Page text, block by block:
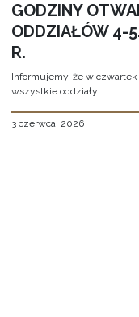
GODZINY
ODDZIAŁÓW 4-
R.
Informujemy, że w czwartek
wszystkie oddziały
3 czerwca, 2026